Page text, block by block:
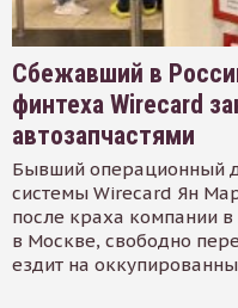
Сбежавший в
финтеха Wirecard
автозапчастями
Бывший операционный
системы Wirecard Ян
после краха компании в
в Москве, свободно
ездит на